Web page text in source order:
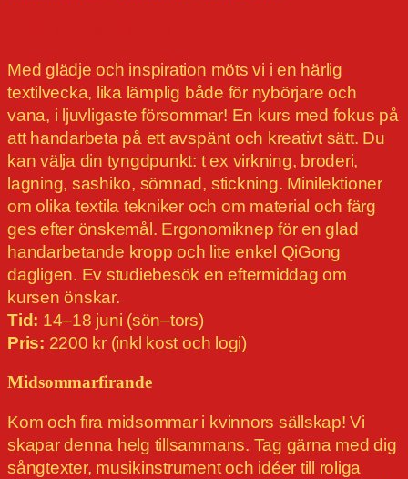
Med glädje och inspiration möts vi i en härlig
textilvecka, lika lämplig både för nybörjare och
vana, i ljuvligaste försommar! En kurs med fokus på
att handarbeta på ett avspänt och kreativt sätt. Du
kan välja din tyngdpunkt: t ex virkning, broderi,
lagning, sashiko, sömnad, stickning. Minilektioner
om olika textila tekniker och om material och färg
ges efter önskemål. Ergonomiknep för en glad
handarbetande kropp och lite enkel QiGong
dagligen. Ev studiebesök en eftermiddag om
kursen önskar.
Tid: 14–18 juni (sön–tors)
Pris: 2200 kr (inkl kost och logi)
Midsommarfirande
Kom och fira midsommar i kvinnors sällskap! Vi
skapar denna helg tillsammans. Tag gärna med dig
sångtexter, musikinstrument och idéer till roliga